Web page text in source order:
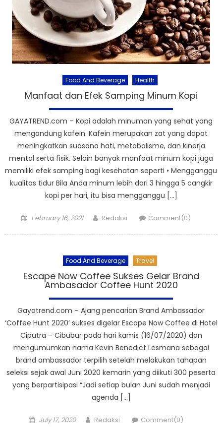
Food And Beverage Health
Manfaat dan Efek Samping Minum Kopi
GAYATREND.com – Kopi adalah minuman yang sehat yang
mengandung kafein. Kafein merupakan zat yang dapat
meningkatkan suasana hati, metabolisme, dan kinerja
mental serta fisik. Selain banyak manfaat minum kopi juga
memiliki efek samping bagi kesehatan seperti • Mengganggu
kualitas tidur Bila Anda minum lebih dari 3 hingga 5 cangkir
kopi per hari, itu bisa mengganggu […]
Posted
February 16, 2021 Author
Redaksi Comment(0)
Food And Beverage Travel
Escape Now Coffee Sukses Gelar Brand
Ambasador Coffee Hunt 2020
Gayatrend.com – Ajang pencarian Brand Ambassador
‘Coffee Hunt 2020’ sukses digelar Escape Now Coffee di Hotel
Ciputra – Cibubur pada hari kamis (16/07/2020) dan
mengumumkan nama Kevin Benedict Lesmana sebagai
brand ambassador terpilih setelah melakukan tahapan
seleksi sejak awal Juni 2020 kemarin yang diikuti 300 peserta
yang berpartisipasi “Jadi setiap bulan Juni sudah menjadi
agenda […]
Posted
July 17, 2020 Author
Redaksi Comment(0)